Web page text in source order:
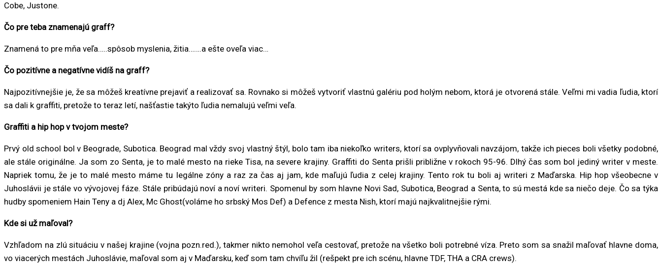
Cobe, Justone.
Čo pre teba znamenajú graff?
Znamená to pre mňa veľa…..spôsob myslenia, žitia…….a ešte oveľa viac…
Čo pozitívne a negatívne vidíš na graff?
Najpozitívnejšie je, že sa môžeš kreatívne prejaviť a realizovať sa. Rovnako si môžeš vytvoriť vlastnú galériu pod holým nebom, ktorá je otvorená stále. Veľmi mi vadia ľudia, ktorí
sa dali k graffiti, pretože to teraz letí, našťastie takýto ľudia nemalujú veľmi veľa.
Graffiti a hip hop v tvojom meste?
Prvý old school bol v Beograde, Subotica. Beograd mal vždy svoj vlastný štýl, bolo tam iba niekoľko writers, ktorí sa ovplyvňovali navzájom, takže ich pieces boli všetky podobné,
ale stále originálne. Ja som zo Senta, je to malé mesto na rieke Tisa, na severe krajiny. Graffiti do Senta prišli približne v rokoch 95-96. Dlhý čas som bol jediný writer v meste.
Napriek tomu, že je to malé mesto máme tu legálne zóny a raz za čas aj jam, kde maľujú ľudia z celej krajiny. Tento rok tu boli aj writeri z Maďarska. Hip hop všeobecne v
Juhoslávii je stále vo vývojovej fáze. Stále pribúdajú noví a noví writeri. Spomenul by som hlavne Novi Sad, Subotica, Beograd a Senta, to sú mestá kde sa niečo deje. Čo sa týka
hudby spomeniem Hain Teny a dj Alex, Mc Ghost(voláme ho srbský Mos Def) a Defence z mesta Nish, ktorí majú najkvalitnejšie rými.
Kde si už maľoval?
Vzhľadom na zlú situáciu v našej krajine (vojna pozn.red.), takmer nikto nemohol veľa cestovať, pretože na všetko boli potrebné víza. Preto som sa snažil maľovať hlavne doma,
vo viacerých mestách Juhoslávie, maľoval som aj v Maďarsku, keď som tam chvíľu žil (rešpekt pre ich scénu, hlavne TDF, THA a CRA crews).